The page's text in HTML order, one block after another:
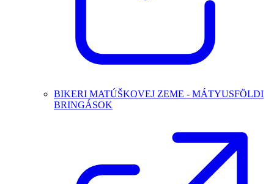
BIKERI MATÚŠKOVEJ ZEME - MÁTYUSFÖLDI
BRINGÁSOK